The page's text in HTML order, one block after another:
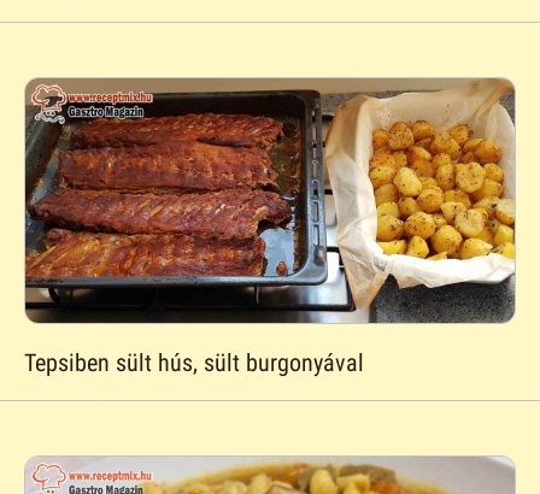
Tepsiben sült hús, sült burgonyával